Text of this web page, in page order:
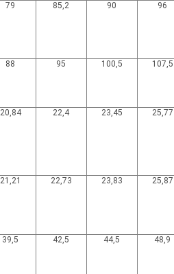
79 85,2 90 96
88 95 100,5 107,5
20,84 22,4 23,45 25,77
21,21 22,73 23,83 25,87
39,5 42,5 44,5 48,9